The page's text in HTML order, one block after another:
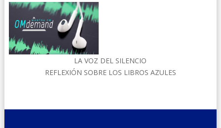
LA VOZ DEL SILENCIO
REFLEXIÓN SOBRE LOS LIBROS AZULES